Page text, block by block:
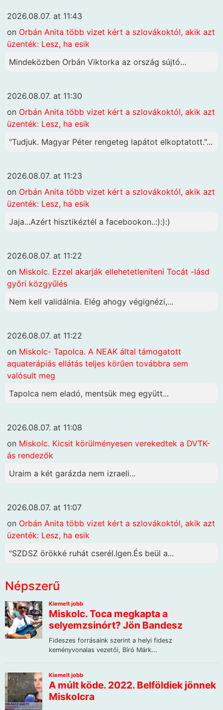
2026.08.07. at 11:43
on Orbán Anita több vizet kért a szlovákoktól, akik azt
üzenték: Lesz, ha esik
Mindeközben Orbán Viktorka az ország sújtó...
2026.08.07. at 11:30
on Orbán Anita több vizet kért a szlovákoktól, akik azt
üzenték: Lesz, ha esik
"Tudjuk. Magyar Péter rengeteg lapátot elkoptatott."...
2026.08.07. at 11:23
on Orbán Anita több vizet kért a szlovákoktól, akik azt
üzenték: Lesz, ha esik
Jaja...Azért hisztikéztél a facebookon..:):):)
2026.08.07. at 11:22
on Miskolc. Ezzel akarják ellehetetleníteni Tocát -lásd
győri közgyűlés
Nem kell validálnia. Elég ahogy végignézi,...
2026.08.07. at 11:22
on Miskolc- Tapolca. A NEAK által támogatott
aquaterápiás ellátás teljes körűen továbbra sem
valósult meg
Tapolca nem eladó, mentsük meg együtt...
2026.08.07. at 11:08
on Miskolc. Kicsit körülményesen verekedtek a DVTK-
ás rendezők
Uraim a két garázda nem izraeli...
2026.08.07. at 11:07
on Orbán Anita több vizet kért a szlovákoktól, akik azt
üzenték: Lesz, ha esik
"SZDSZ örökké ruhát cserél.Igen.És beül a...
Népszerű